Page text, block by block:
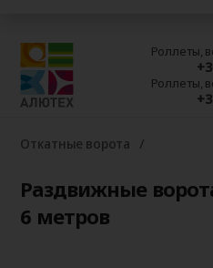
Роллеты,
Роллеты,
Откатные ворота
Раздвижные
6 метров